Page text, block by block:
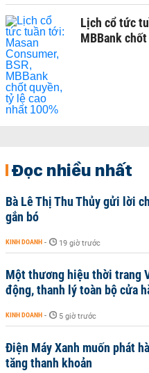
Lịch cổ tức
MBBank
Đọc nhiều nhất
Bà Lê Thị Thu Thủy gửi lời
gắn bó
KINH DOANH - 19 giờ trước
Một thương hiệu thời trang
động, thanh lý toàn bộ cửa
KINH DOANH - 5 giờ trước
Điện Máy Xanh muốn phát
tăng thanh khoản